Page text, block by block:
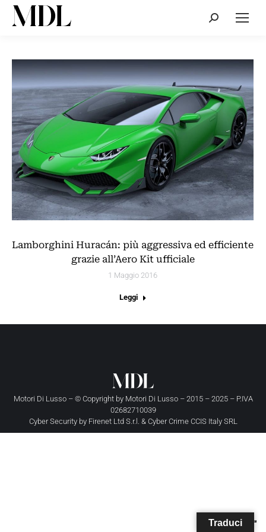
Cerca:
Lamborghini Huracán: più aggressiva ed efficiente
grazie all’Aero Kit ufficiale
1 Maggio 2016
Leggi
Motori Di Lusso – © Copyright by Motori Di Lusso– 2015 – 2025 – P.IVA
02682710039
Cyber Security by Firenet Ltd S.r.l. & Cyber Crime CCIS Italy SRL
Traduci